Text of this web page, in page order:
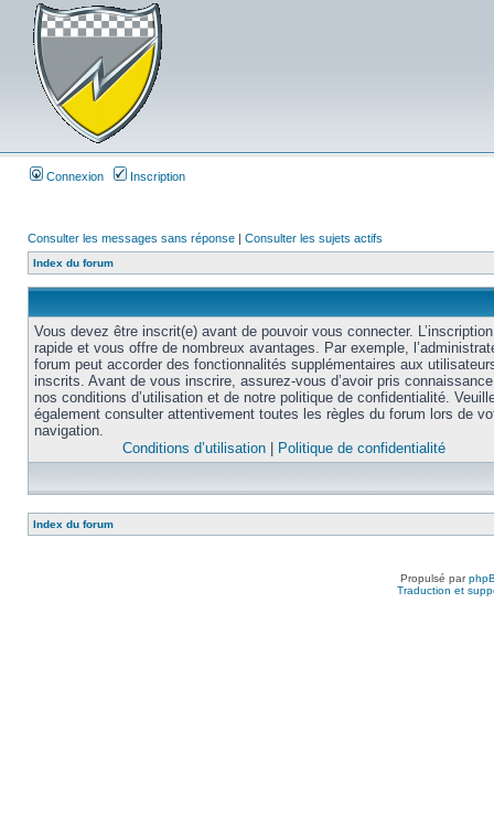
Connexion Inscription
Consulter les messages sans réponse | Consulter les sujets actifs
Index du forum
Vous devez être inscrit(e) avant de pouvoir vous connecter.
rapide et vous offre de nombreux avantages. Par exemple,
forum peut accorder des fonctionnalités supplémentaires aux
inscrits. Avant de vous inscrire, assurez-vous d’avoir pris
nos conditions d’utilisation et de notre politique de confidentialité.
également consulter attentivement toutes les règles du forum lors de
navigation.
Conditions d’utilisation
Politique de confidentialité
Index du forum
Propulsé par
Traduction et